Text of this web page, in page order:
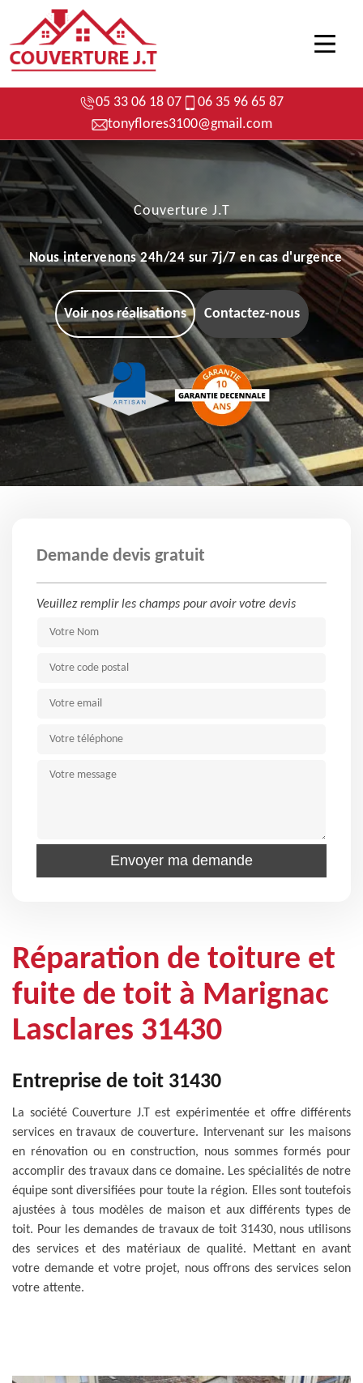
05 33 06 18 07
06 35 96 65 87
tonyflores3100@gmail.com
Couverture J.T
Nous intervenons 24h/24 sur 7j/7 en cas d'urgence
Voir nos réalisations Contactez-nous
Demande devis gratuit
Veuillez remplir les champs pour avoir votre devis
Réparation de toiture et
fuite de toit à Marignac
Lasclares 31430
Entreprise de toit 31430
La société Couverture J.T est expérimentée et offre différents
services en travaux de couverture. Intervenant sur les maisons
en rénovation ou en construction, nous sommes formés pour
accomplir des travaux dans ce domaine. Les spécialités de notre
équipe sont diversifiées pour toute la région. Elles sont toutefois
ajustées à tous modèles de maison et aux différents types de
toit. Pour les demandes de travaux de toit 31430, nous utilisons
des services et des matériaux de qualité. Mettant en avant
votre demande et votre projet, nous offrons des services selon
votre attente.